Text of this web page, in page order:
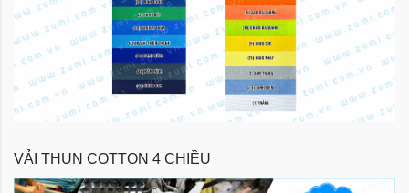
VẢI THUN COTTON 4 CHIỀU